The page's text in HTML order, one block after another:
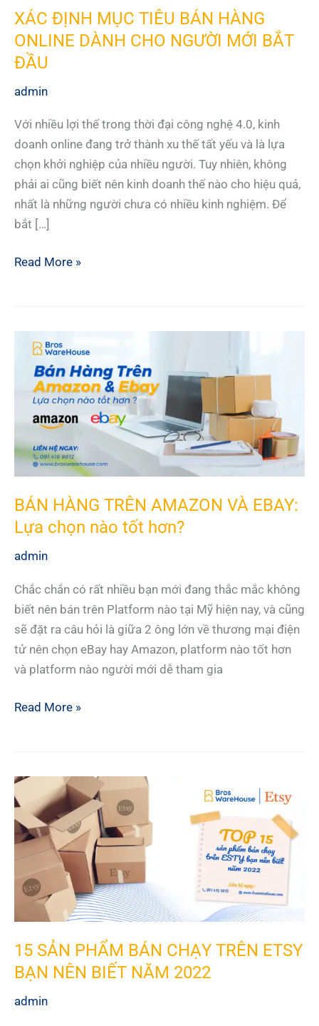
XÁC ĐỊNH MỤC TIÊU BÁN HÀNG
ONLINE DÀNH CHO NGƯỜI MỚI BẮT
ĐẦU
admin
Với nhiều lợi thế trong thời đại công nghệ 4.0, kinh
doanh online đang trở thành xu thế tất yếu và là lựa
chọn khởi nghiệp của nhiều người. Tuy nhiên, không
phải ai cũng biết nên kinh doanh thế nào cho hiệu quả,
nhất là những người chưa có nhiều kinh nghiệm. Để
bắt […]
XÁC
BÁN
ONLINE
DÀNH
CHO
NGƯỜI
MỚI
BẮT
ĐẦU
Read More »
BÁN HÀNG TRÊN AMAZON VÀ EBAY:
Lựa chọn nào tốt hơn?
admin
Chắc chắn có rất nhiều bạn mới đang thắc mắc không
biết nên bán trên Platform nào tại Mỹ hiện nay, và cũng
sẽ đặt ra câu hỏi là giữa 2 ông lớn về thương mại điện
tử nên chọn eBay hay Amazon, platform nào tốt hơn
và platform nào người mới dễ tham gia
BÁN
VÀ
EBAY:
Lựa
chọn
tốt
hơn?
Read More »
15 SẢN PHẨM BÁN CHẠY TRÊN ETSY
BẠN NÊN BIẾT NĂM 2022
admin